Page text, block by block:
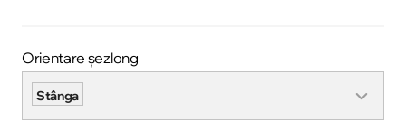
Orientare șezlong
Stânga